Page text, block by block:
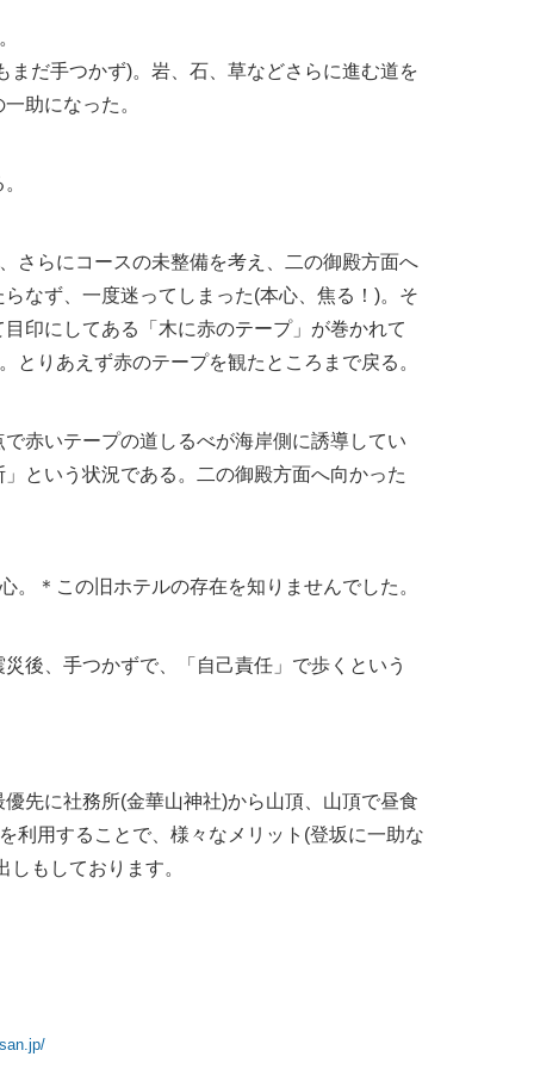
だ手つかず)。岩、石、草などさらに進む道を
助になった。
さらにコースの未整備を考え、二の御殿方面へ
なず、一度迷ってしまった(本心、焦る！)。そ
目印にしてある「木に赤のテープ」が巻かれて
りあえず赤のテープを観たところまで戻る。
赤いテープの道しるべが海岸側に誘導してい
という状況である。二の御殿方面へ向かった
＊この旧ホテルの存在を知りませんでした。
後、手つかずで、「自己責任」で歩くという
先に社務所(金華山神社)から山頂、山頂で昼食
利用することで、様々なメリット(登坂に一助な
もしております。